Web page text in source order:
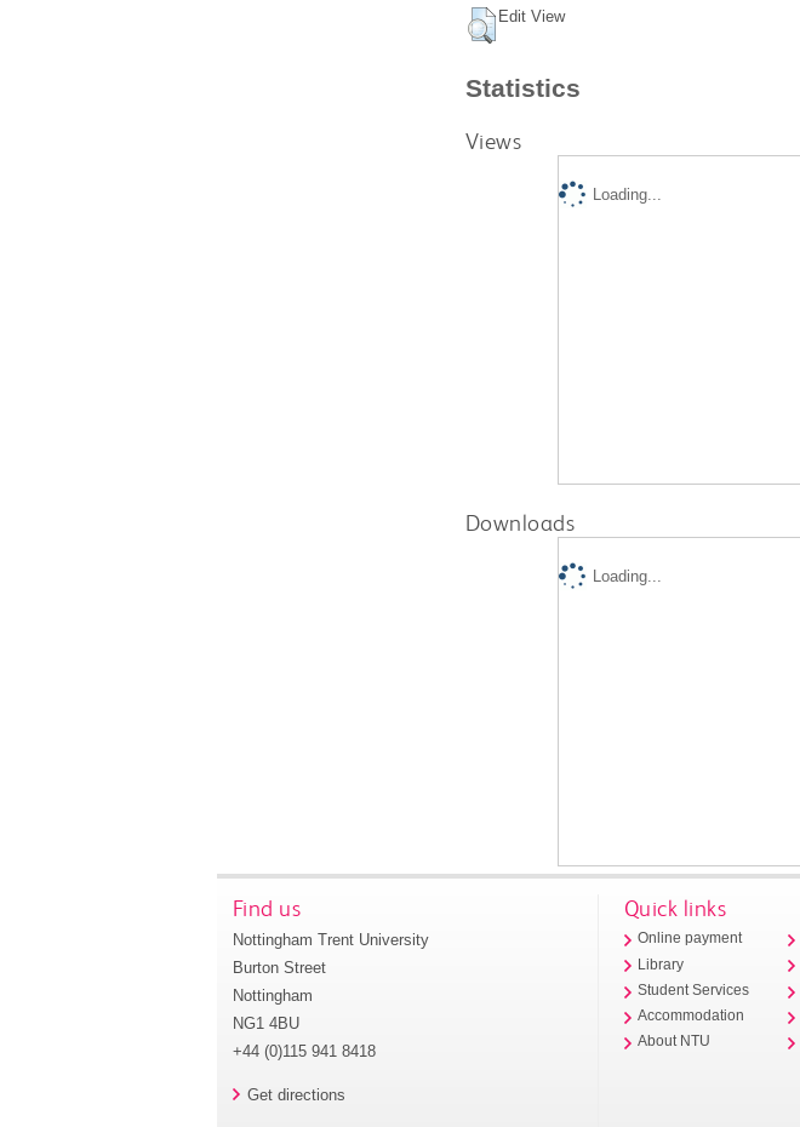
Edit View
Statistics
Views
Loading...
Downloads
Loading...
Find us
Nottingham Trent University
Burton Street
Nottingham
NG1 4BU
+44 (0)115 941 8418
Get directions
Quick links
Online payment
Library
Student Services
Accommodation
About NTU